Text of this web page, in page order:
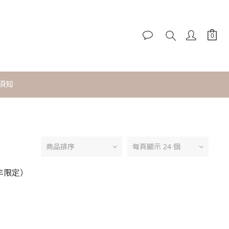
知
商品排序 每頁顯示 24 個